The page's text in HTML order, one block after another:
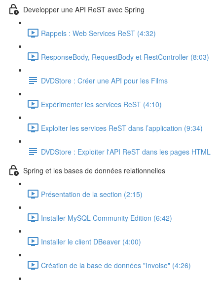
Developper une API ReST avec Spring
Rappels : Web Services ReST (4:32)
ResponseBody, RequestBody et RestController (8:03)
DVDStore : Créer une API pour les Films
Expérimenter les services ReST (4:10)
Exploiter les services ReST dans l’application (9:34)
DVDStore : Exploiter l'API ReST dans les pages HTML
Spring et les bases de données relationnelles
Présentation de la section (2:15)
Installer MySQL Community Edition (6:42)
Installer le client DBeaver (4:00)
Création de la base de données "Invoise" (4:26)